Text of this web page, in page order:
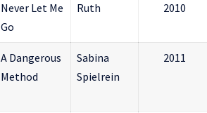
Never Let Me
Go
Ruth 2010
A Dangerous
Method
Sabina
Spielrein
2011